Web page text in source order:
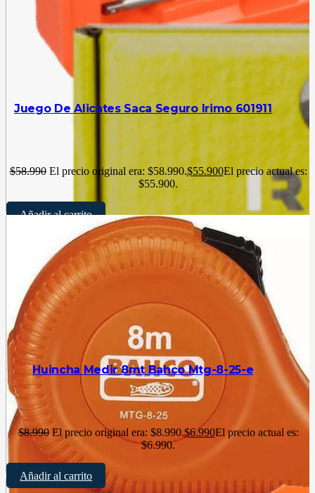
Juego De Alicates Saca Seguro Irimo 601911
$58.990 El precio original era: $58.990.$55.900El precio actual es:
$55.900.
Añadir al carrito
Huincha Medir 8mt Bahco Mtg-8-25-e
$8.990 El precio original era: $8.990.$6.990El precio actual es:
$6.990.
Añadir al carrito